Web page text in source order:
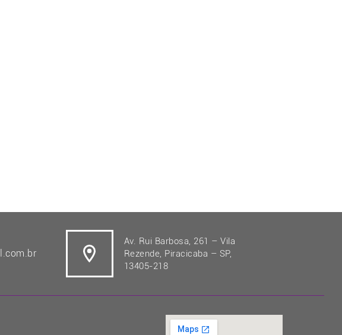
Av. Rui Barbosa, 261 – Vila
Rezende, Piracicaba – SP,
13405-218